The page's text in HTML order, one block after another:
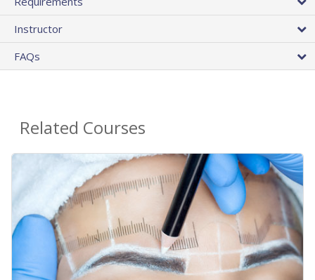
Instructor
FAQs
Related Courses